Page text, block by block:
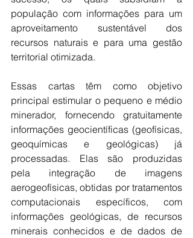
população com informações para um
aproveitamento sustentável dos
recursos naturais e para uma gestão
territorial otimizada.
Essas cartas têm como objetivo
principal estimular o pequeno e médio
minerador, fornecendo gratuitamente
informações geocientíficas (geofísicas,
geoquímicas e geológicas) já
processadas. Elas são produzidas
pela integração de imagens
aerogeofísicas, obtidas por tratamentos
computacionais específicos, com
informações geológicas, de recursos
minerais conhecidos e de dados de